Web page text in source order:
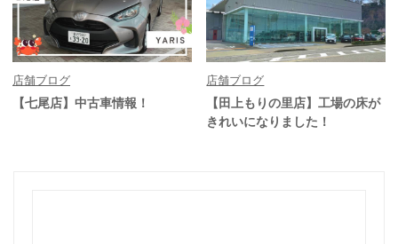
店舗ブログ
【七尾店】中古車情報！
店舗ブログ
【田上もりの里店】工場の床が
きれいになりました！